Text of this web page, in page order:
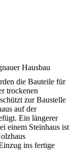
Hausbau
die Bauteile für
trockenen
zur Baustelle
auf der
Ein längerer
einem Steinhaus ist
ins fertige